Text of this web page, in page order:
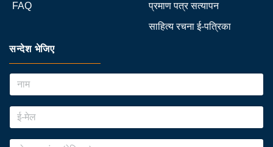
FAQ
प्रमाण पत्र सत्यापन
साहित्य रचना ई-पत्रिका
सन्देश भेजिए